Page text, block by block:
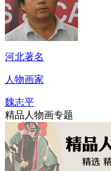
河北著名
人物画家
魏志平
精品人物画专题